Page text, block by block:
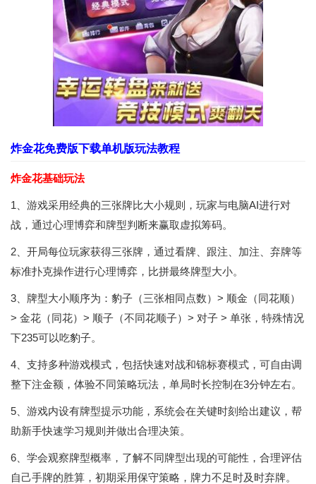
炸金花免费版下载单机版玩法教程
炸金花基础玩法
1、游戏采用经典的三张牌比大小规则，玩家与电脑AI进行对
战，通过心理博弈和牌型判断来赢取虚拟筹码。
2、开局每位玩家获得三张牌，通过看牌、跟注、加注、弃牌等
标准扑克操作进行心理博弈，比拼最终牌型大小。
3、牌型大小顺序为：豹子（三张相同点数）> 顺金（同花顺）
> 金花（同花）> 顺子（不同花顺子）> 对子 > 单张，特殊情况
下235可以吃豹子。
4、支持多种游戏模式，包括快速对战和锦标赛模式，可自由调
整下注金额，体验不同策略玩法，单局时长控制在3分钟左右。
5、游戏内设有牌型提示功能，系统会在关键时刻给出建议，帮
助新手快速学习规则并做出合理决策。
6、学会观察牌型概率，了解不同牌型出现的可能性，合理评估
自己手牌的胜算，初期采用保守策略，牌力不足时及时弃牌。